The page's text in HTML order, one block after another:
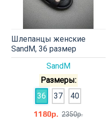
SandM
Шлепанцы женские
SandM, 36 размер
Размеры:
36
37
40
1180р. 2350р.